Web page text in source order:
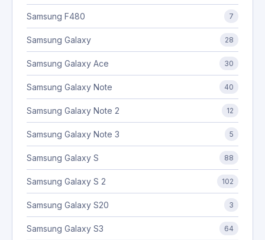
Samsung F480 7
Samsung Galaxy 28
Samsung Galaxy Ace 30
Samsung Galaxy Note 40
Samsung Galaxy Note 2 12
Samsung Galaxy Note 3 5
Samsung Galaxy S 88
Samsung Galaxy S 2 102
Samsung Galaxy S20 3
Samsung Galaxy S3 64